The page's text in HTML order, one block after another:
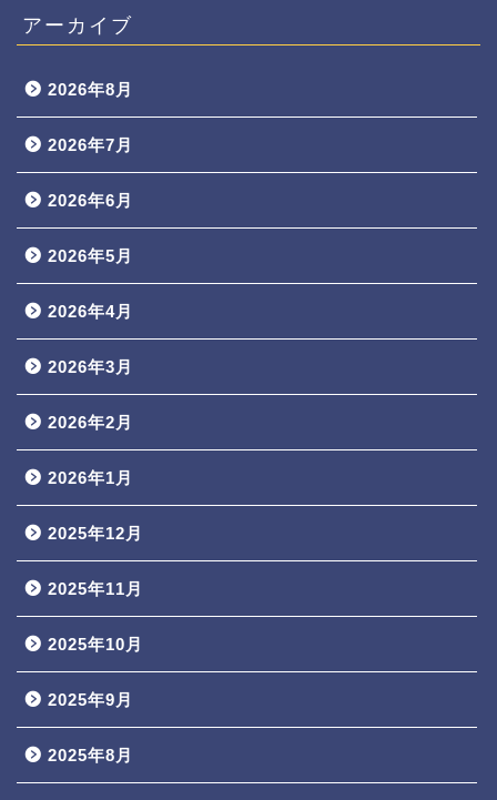
アーカイブ
2026年8月
2026年7月
2026年6月
2026年5月
2026年4月
2026年3月
2026年2月
2026年1月
2025年12月
2025年11月
2025年10月
2025年9月
2025年8月